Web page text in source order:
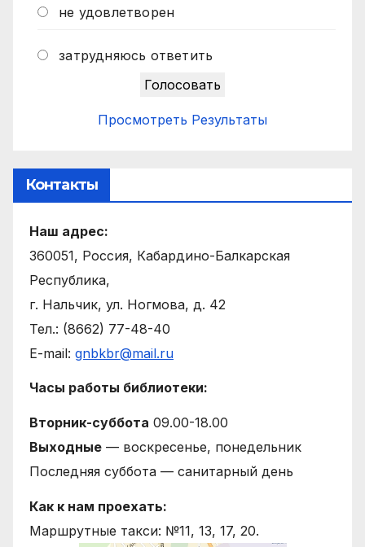
не удовлетворен
затрудняюсь ответить
Просмотреть Результаты
Контакты
Наш адрес:
360051, Россия, Кабардино-Балкарская
Республика,
г. Нальчик, ул. Ногмова, д. 42
Тел.: (8662) 77-48-40
E-mail: gnbkbr@mail.ru
Часы работы библиотеки:
Вторник-суббота 09.00-18.00
Выходные — воскресенье, понедельник
Последняя суббота — санитарный день
Как к нам проехать:
Маршрутные такси: №11, 13, 17, 20.